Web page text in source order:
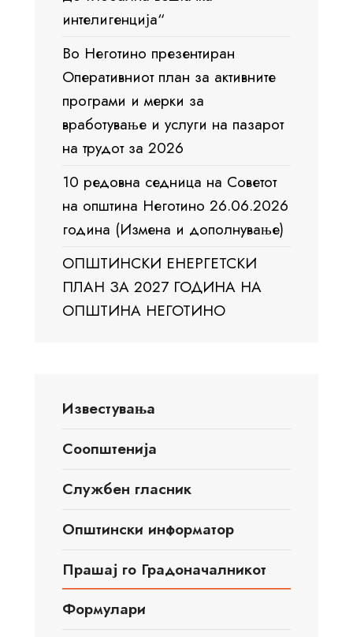
интелигенција“
Во Неготино презентиран
Оперативниот план за активните
програми и мерки за
вработување и услуги на пазарот
на трудот за 2026
10 редовна седница на Советот
на општина Неготино 26.06.2026
година (Измена и дополнување)
ОПШТИНСКИ ЕНЕРГЕТСКИ
ПЛАН ЗА 2027 ГОДИНА НА
ОПШТИНА НЕГОТИНО
Известувања
Соопштенија
Службен гласник
Општински информатор
Прашај го Градоначалникот
Формулари